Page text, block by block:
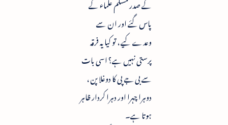
پاس گئے اور ان سے
وعدے کیے ، تو کیا یہ فرقہ
پرستی نہیں ہے؟ اسی بات
سے بی جے پی کا دوغلا پن ،
دوہرا چہرا اور دہرا کردار ظاہر
ہوتا ہے۔